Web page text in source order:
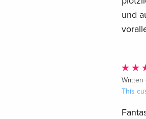
und
Written
This